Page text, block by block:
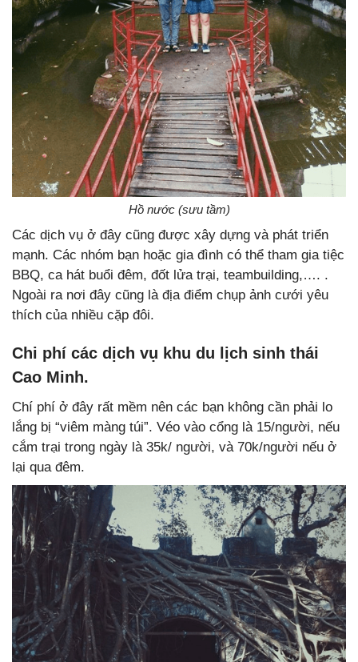
Hồ nước (sưu tầm)
Các dịch vụ ở đây cũng được xây dựng và phát triển
mạnh. Các nhóm bạn hoặc gia đình có thể tham gia tiệc
BBQ, ca hát buổi đêm, đốt lửa trại, teambuilding,…. .
Ngoài ra nơi đây cũng là địa điểm chụp ảnh cưới yêu
thích của nhiều cặp đôi.
Chi phí các dịch vụ khu du lịch sinh thái
Cao Minh.
Chí phí ở đây rất mềm nên các bạn không cần phải lo
lắng bị “viêm màng túi”. Véo vào cổng là 15/người, nếu
cắm trại trong ngày là 35k/ người, và 70k/người nếu ở
lại qua đêm.